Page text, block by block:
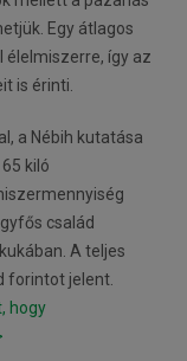
Egy átlagos
élelmiszerre, így az
is érinti.
a Nébih kutatása
kiló
család
A teljes
forintot jelent.
hogy